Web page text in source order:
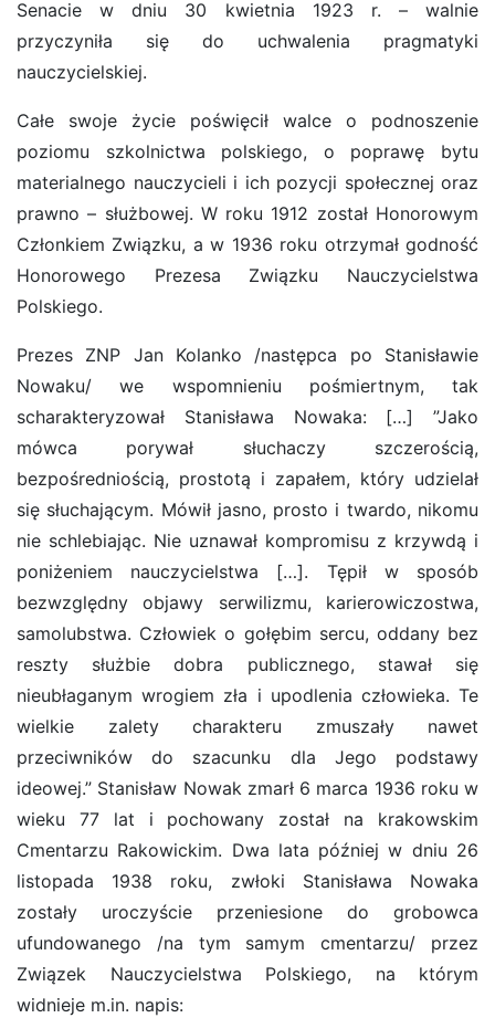
Senacie w dniu 30 kwietnia 1923 r. – walnie
przyczyniła się do uchwalenia pragmatyki
nauczycielskiej.
Całe swoje życie poświęcił walce o podnoszenie
poziomu szkolnictwa polskiego, o poprawę bytu
materialnego nauczycieli i ich pozycji społecznej oraz
prawno – służbowej. W roku 1912 został Honorowym
Członkiem Związku, a w 1936 roku otrzymał godność
Honorowego Prezesa Związku Nauczycielstwa
Polskiego.
Prezes ZNP Jan Kolanko /następca po Stanisławie
Nowaku/ we wspomnieniu pośmiertnym, tak
scharakteryzował Stanisława Nowaka: […] ”Jako
mówca porywał słuchaczy szczerością,
bezpośredniością, prostotą i zapałem, który udzielał
się słuchającym. Mówił jasno, prosto i twardo, nikomu
nie schlebiając. Nie uznawał kompromisu z krzywdą i
poniżeniem nauczycielstwa […]. Tępił w sposób
bezwzględny objawy serwilizmu, karierowiczostwa,
samolubstwa. Człowiek o gołębim sercu, oddany bez
reszty służbie dobra publicznego, stawał się
nieubłaganym wrogiem zła i upodlenia człowieka. Te
wielkie zalety charakteru zmuszały nawet
przeciwników do szacunku dla Jego podstawy
ideowej.” Stanisław Nowak zmarł 6 marca 1936 roku w
wieku 77 lat i pochowany został na krakowskim
Cmentarzu Rakowickim. Dwa lata później w dniu 26
listopada 1938 roku, zwłoki Stanisława Nowaka
zostały uroczyście przeniesione do grobowca
ufundowanego /na tym samym cmentarzu/ przez
Związek Nauczycielstwa Polskiego, na którym
widnieje m.in. napis: